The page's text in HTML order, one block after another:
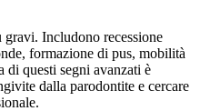
Includono recessione
formazione di pus, mobilità
di questi segni avanzati è
dalla parodontite e cercare